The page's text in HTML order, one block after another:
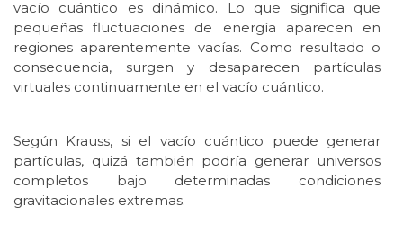
vacío cuántico es dinámico. Lo que significa que
pequeñas fluctuaciones de energía aparecen en
regiones aparentemente vacías. Como resultado o
consecuencia, surgen y desaparecen partículas
virtuales continuamente en el vacío cuántico.
Según Krauss, si el vacío cuántico puede generar
partículas, quizá también podría generar universos
completos bajo determinadas condiciones
gravitacionales extremas.